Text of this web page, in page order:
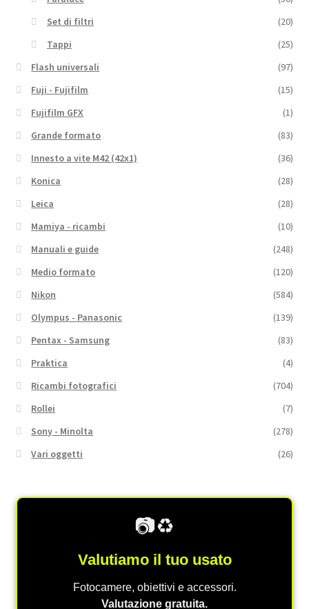
Set di filtri
(20)
Tappi
(25)
Flash universali
(97)
Fuji - Fujifilm
(15)
Fujifilm GFX
(1)
Grande formato
(83)
Innesto a vite M42 (42x1)
(36)
Konica
(28)
Leica
(28)
Mamiya - ricambi
(10)
Manuali e guide
(248)
Medio formato
(120)
Nikon
(584)
Olympus - Panasonic
(139)
Pentax - Samsung
(83)
Praktica
(4)
Ricambi fotografici
(704)
Rollei
(7)
Sony - Minolta
(278)
Vari oggetti
(26)
📷♻️
Valutiamo il tuo usato
Fotocamere, obiettivi e accessori.
Valutazione gratuita.